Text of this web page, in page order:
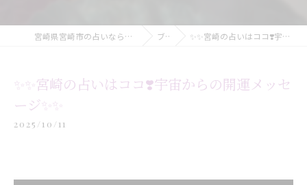
宮崎県宮崎市の占いなら幸運＊開花サロン Wellbeing ブログ ✨✨宮崎の占いはココ❣️宇宙からの開運メッセージ✨✨
✨✨宮崎の占いはココ❣️宇宙からの開運メッセ
ージ✨✨
2025/10/11